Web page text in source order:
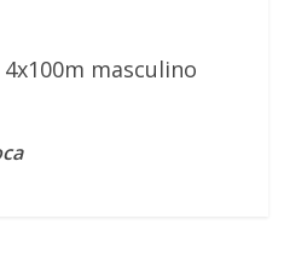
masculino